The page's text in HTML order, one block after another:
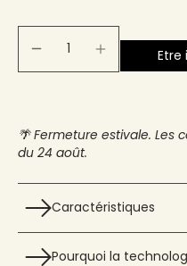
Etre
🌴 Fermeture estivale. Les
du 24 août.
Caractéristiques
Pourquoi la